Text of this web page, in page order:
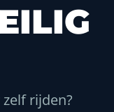
rijden?